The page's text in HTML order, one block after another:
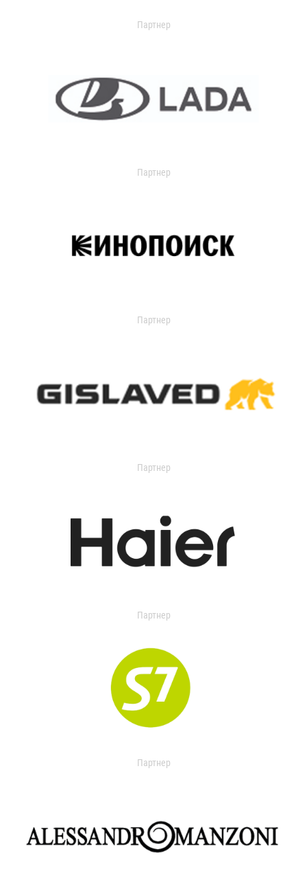
Партнер
Партнер
Партнер
Партнер
Партнер
Партнер